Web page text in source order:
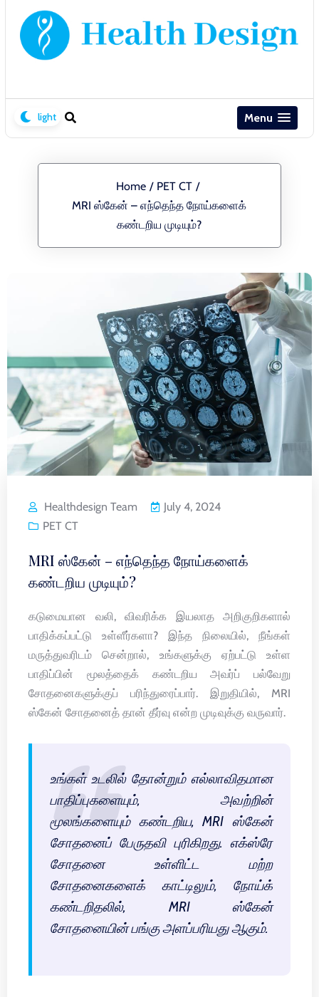
Menu
Home / PET CT /
MRI ஸ்கேன் – எந்தெந்த நோய்களைக்
கண்டறிய முடியும்?
Healthdesign Team
July 4, 2024
PET CT
MRI ஸ்கேன் – எந்தெந்த நோய்களைக்
கண்டறிய முடியும்?
கடுமையான வலி, விவரிக்க இயலாத அறிகுறிகளால்
பாதிக்கப்பட்டு உள்ளீர்களா? இந்த நிலையில், நீங்கள்
மருத்துவரிடம் சென்றால், உங்களுக்கு ஏற்பட்டு உள்ள
பாதிப்பின் மூலத்தைக் கண்டறிய அவர்ப் பல்வேறு
சோதனைகளுக்குப் பரிந்துரைப்பார். இறுதியில், MRI
ஸ்கேன் சோதனைத் தான் தீர்வு என்ற முடிவுக்கு வருவார்.
உங்கள் உடலில் தோன்றும் எல்லாவிதமான
பாதிப்புகளையும், அவற்றின்
மூலங்களையும் கண்டறிய, MRI ஸ்கேன்
சோதனைப் பேருதவி புரிகிறது. எக்ஸ்ரே
சோதனை உள்ளிட்ட மற்ற
சோதனைகளைக் காட்டிலும், நோய்க்
கண்டறிதலில், MRI ஸ்கேன்
சோதனையின் பங்கு அளப்பரியது ஆகும்.